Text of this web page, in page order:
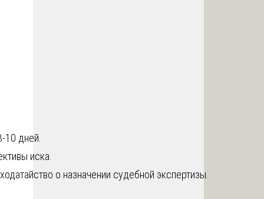
10 дней.
иска.
о назначении судебной экспертизы.